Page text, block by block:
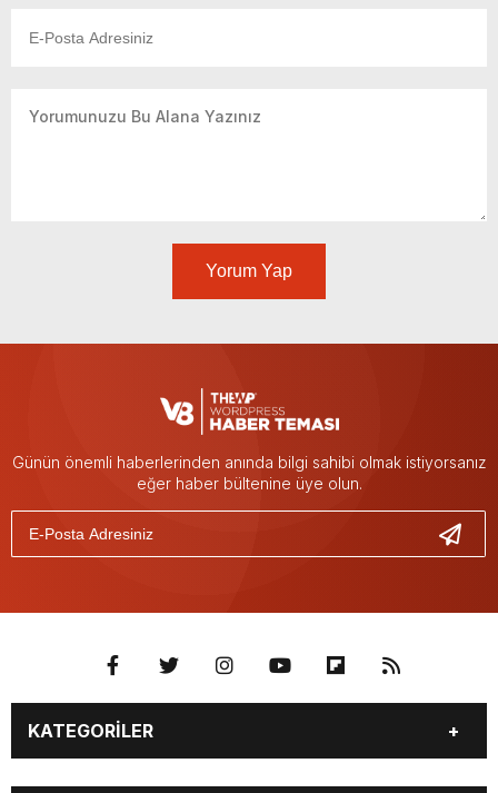
Yorum Yap
Günün önemli haberlerinden anında bilgi sahibi olmak istiyorsanız
eğer haber bültenine üye olun.
KATEGORİLER
BURÇLAR CANLI BORSA